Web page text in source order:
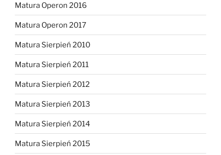
Matura Operon 2016
Matura Operon 2017
Matura Sierpień 2010
Matura Sierpień 2011
Matura Sierpień 2012
Matura Sierpień 2013
Matura Sierpień 2014
Matura Sierpień 2015